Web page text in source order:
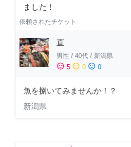
ました！
依頼されたチケット
直
男性 / 40代 / 新潟県
sentiment_satisfied 5 sentiment_neutral 0 sentiment_dissatisfied 0
魚を捌いてみませんか！？
新潟県